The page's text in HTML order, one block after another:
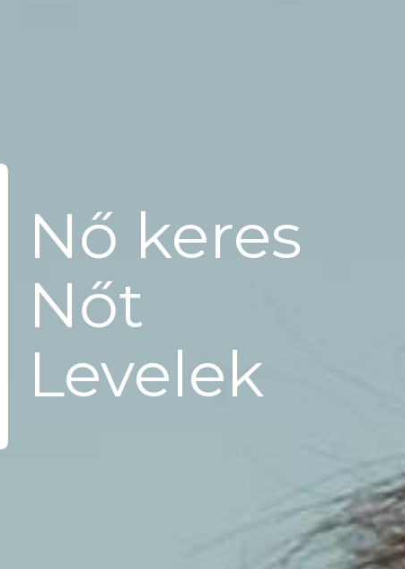
Nő keres
Nőt
Levelek